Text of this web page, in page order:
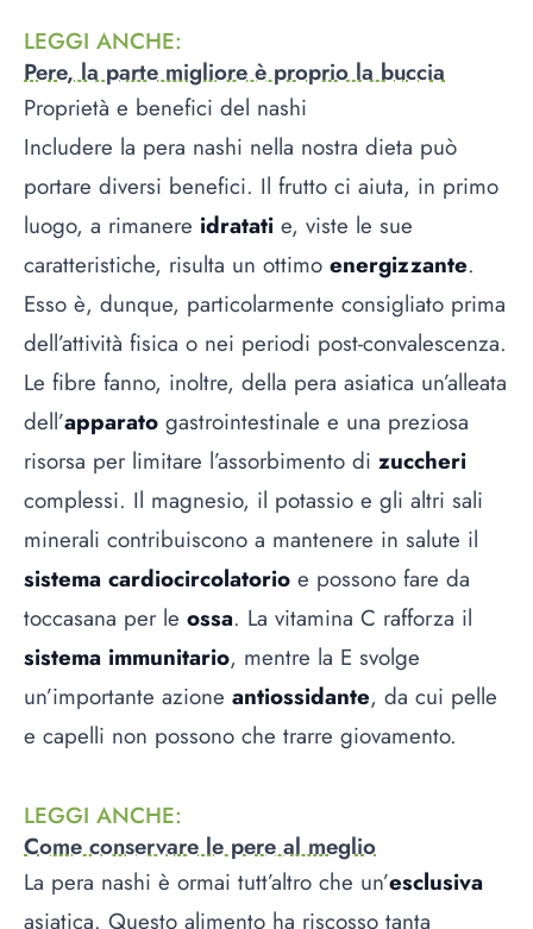
LEGGI ANCHE:
Pere, la parte migliore è proprio la buccia
Proprietà e benefici del nashi
Includere la pera nashi nella nostra dieta può
portare diversi benefici. Il frutto ci aiuta, in primo
luogo, a rimanere idratati e, viste le sue
caratteristiche, risulta un ottimo energizzante.
Esso è, dunque, particolarmente consigliato prima
dell’attività fisica o nei periodi post-convalescenza.
Le fibre fanno, inoltre, della pera asiatica un’alleata
dell’apparato gastrointestinale e una preziosa
risorsa per limitare l’assorbimento di zuccheri
complessi. Il magnesio, il potassio e gli altri sali
minerali contribuiscono a mantenere in salute il
sistema cardiocircolatorio e possono fare da
toccasana per le ossa. La vitamina C rafforza il
sistema immunitario, mentre la E svolge
un’importante azione antiossidante, da cui pelle
e capelli non possono che trarre giovamento.
LEGGI ANCHE:
Come conservare le pere al meglio
La pera nashi è ormai tutt’altro che un’esclusiva
asiatica. Questo alimento ha riscosso tanta